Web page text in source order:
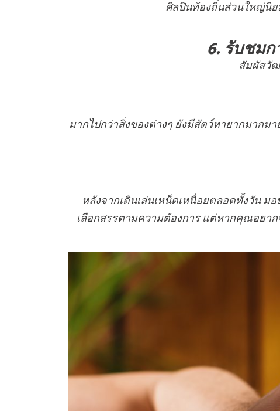
ศิลปินท้องถิ่นส่วนใหญ่นิย
6. รับชม
สัมผัสวั
มากไปกว่าสิ่งของต่างๆ ยังมีสัตว์หายากมากม
หลังจากเดินเล่นเหน็ดเหนื่อยตลอดทั้งวัน
เลือกสรรตามความต้องการ แต่หากคุณอยา